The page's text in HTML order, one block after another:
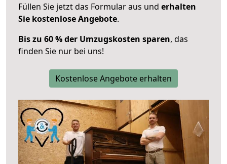
Füllen Sie jetzt das Formular aus und erhalten
Sie kostenlose Angebote.
Bis zu 60 % der Umzugskosten sparen, das
finden Sie nur bei uns!
Kostenlose Angebote erhalten